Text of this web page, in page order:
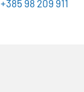
+385 98 209 911